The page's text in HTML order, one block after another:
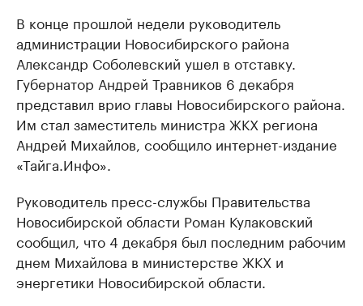
В конце прошлой недели руководитель
администрации Новосибирского района
Александр Соболевский ушел в отставку.
Губернатор Андрей Травников 6 декабря
представил врио главы Новосибирского района.
Им стал заместитель министра ЖКХ региона
Андрей Михайлов, сообщило интернет-издание
«Тайга.Инфо».
Руководитель пресс-службы Правительства
Новосибирской области Роман Кулаковский
сообщил, что 4 декабря был последним рабочим
днем Михайлова в министерстве ЖКХ и
энергетики Новосибирской области.